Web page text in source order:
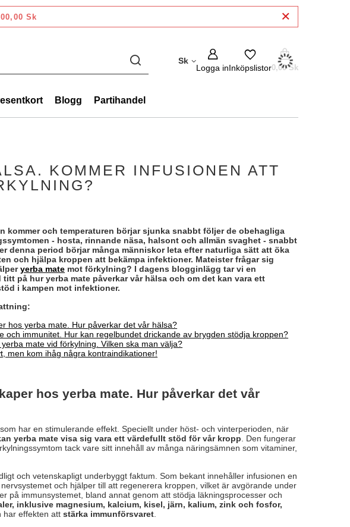
Sk
Sk
Logga inInköpslistor0,00 Sk
Blogg Partihandel
KOMMER INFUSIONEN ATT
kommer och temperaturen börjar sjunka snabbt följer de obehagliga
- hosta, rinnande näsa, halsont och allmän svaghet - snabbt
denna period börjar många människor leta efter naturliga sätt att öka
och hjälpa kroppen att bekämpa infektioner. Mateister frågar sig
yerba mate mot förkylning? I dagens blogginlägg tar vi en
titt på hur yerba mate påverkar vår hälsa och om det kan vara ett
i kampen mot infektioner.
hos yerba mate. Hur påverkar det vår hälsa?
och immunitet. Hur kan regelbundet drickande av brygden stödja kroppen?
mate vid förkylning. Vilken ska man välja?
men kom ihåg några kontraindikationer!
hos yerba mate. Hur påverkar det vår
har en stimulerande effekt. Speciellt under höst- och vinterperioden, när
yerba mate visa sig vara ett värdefullt stöd för vår kropp . Den fungerar
tack vare sitt innehåll av många näringsämnen som vitaminer,
och vetenskapligt underbyggt faktum. Som bekant innehåller infusionen en
och hjälper till att regenerera kroppen, vilket är avgörande under
på immunsystemet, bland annat genom att stödja läkningsprocesser och
inklusive magnesium, kalcium, kisel, järn, kalium, zink och fosfor,
har effekten att stärka immunförsvaret